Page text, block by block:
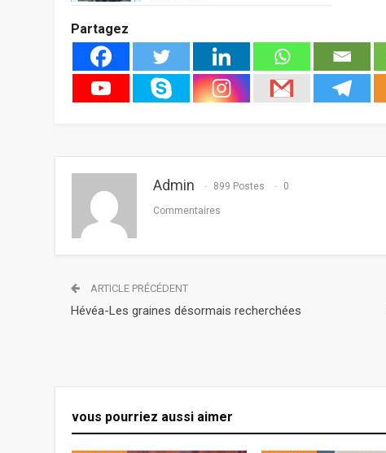
Partagez
Admin 899 Postes 0
Commentaires
ARTICLE PRÉCÉDENT
Hévéa-Les graines désormais recherchées
vous pourriez aussi aimer